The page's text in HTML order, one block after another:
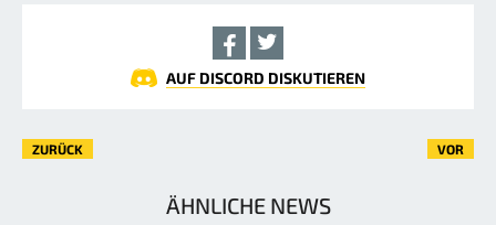
AUF DISCORD DISKUTIEREN
ZURÜCK VOR
ÄHNLICHE NEWS